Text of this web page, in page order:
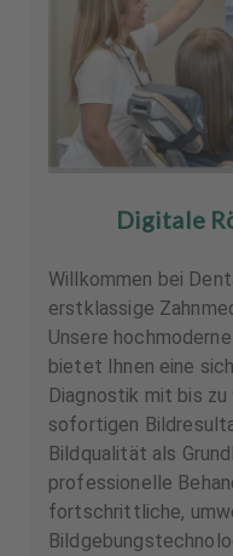
Digitale
Willkommen bei
erstklassige
Unsere
bietet Ihnen eine
Diagnostik mit bis zu
sofortigen
Bildqualität als
professionelle
fortschrittliche,